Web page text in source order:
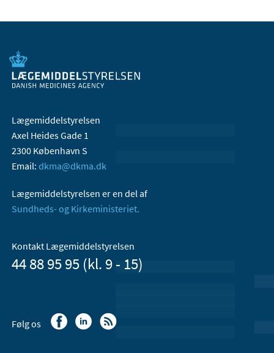
Lægemiddelstyrelsen
Axel Heides Gade 1
2300 København S
Email: dkma@dkma.dk
Lægemiddelstyrelsen er en del af
Sundheds- og Kirkeministeriet.
Kontakt Lægemiddelstyrelsen
44 88 95 95 (kl. 9 - 15)
Følg os